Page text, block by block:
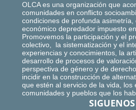
OLCA es una organización que
comunidades en conflicto
condiciones de profunda
económico depredador impuesto
Promovemos la participación y el
colectivo, la sistematización y el
experiencias y conocimientos, la
desarrollo de procesos de
perspectiva de género y de
incidir en la construcción de
que estén al servicio de la vida, los
comunidades y pueblos que los
SIGUENOS